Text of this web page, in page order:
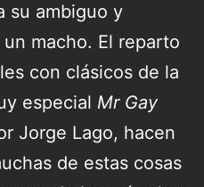
su ambiguo y
macho. El reparto
con clásicos de la
especial Mr Gay
Jorge Lago, hacen
de estas cosas